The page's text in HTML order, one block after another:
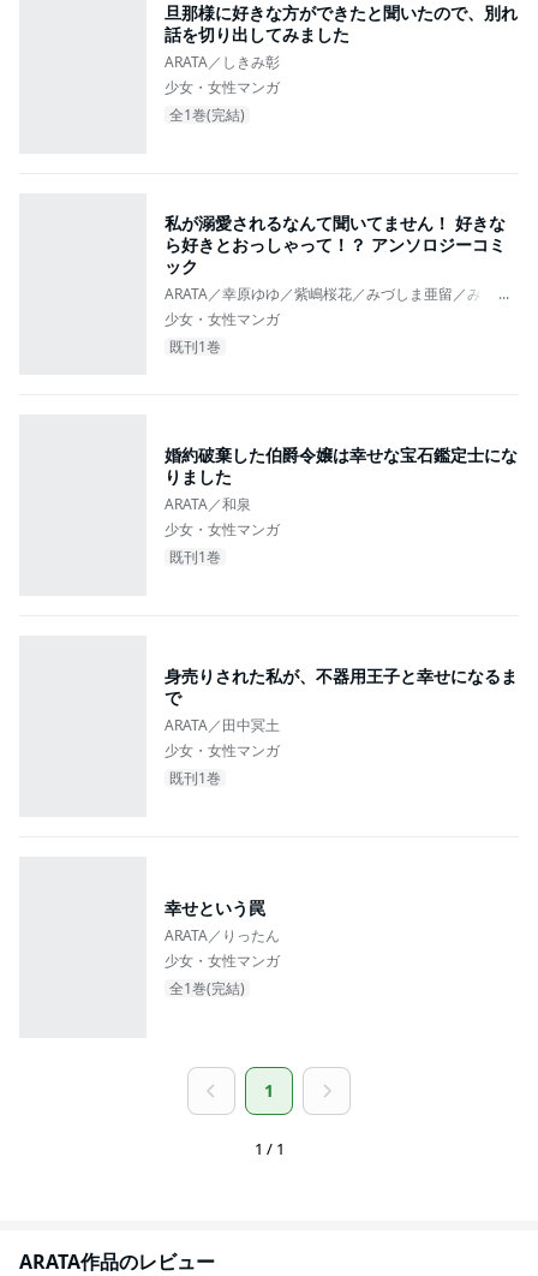
旦那様に好きな方ができたと聞いたので、別れ
話を切り出してみました
ARATA／しきみ彰
少女・女性マンガ
全1巻(完結)
私が溺愛されるなんて聞いてません！ 好きな
ら好きとおっしゃって！？ アンソロジーコミ
ック
ARATA／幸原ゆゆ／紫嶋桜花／みづしま亜留／みこと
...
少女・女性マンガ
既刊1巻
婚約破棄した伯爵令嬢は幸せな宝石鑑定士にな
りました
ARATA／和泉
少女・女性マンガ
既刊1巻
身売りされた私が、不器用王子と幸せになるま
で
ARATA／田中冥土
少女・女性マンガ
既刊1巻
幸せという罠
ARATA／りったん
少女・女性マンガ
全1巻(完結)
1
1 / 1
ARATA作品のレビュー